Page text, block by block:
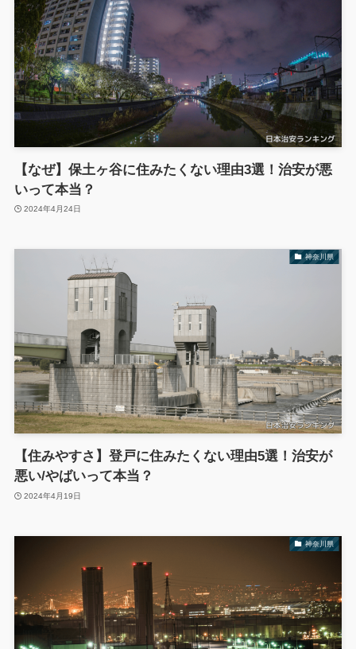
【なぜ】保土ヶ谷に住みたくない理由3選！治安が悪
いって本当？
2024年4月24日
神奈川県
【住みやすさ】登戸に住みたくない理由5選！治安が
悪い/やばいって本当？
2024年4月19日
神奈川県